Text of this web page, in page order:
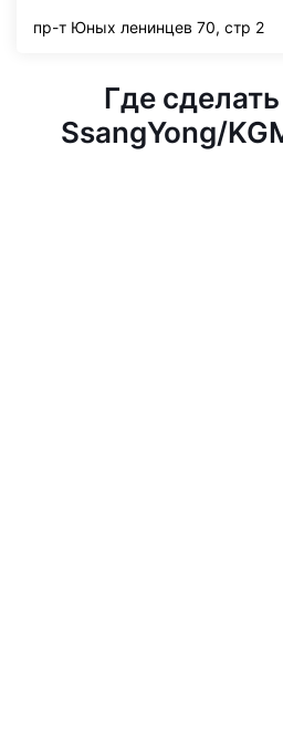
пр-т Юных ленинцев 70, стр 2
Где
SsangYong/